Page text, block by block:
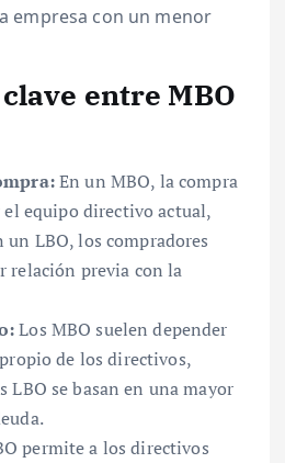
empresa con un menor
entre MBO
En un MBO, la compra
el equipo directivo actual,
LBO, los compradores
relación previa con la
Los MBO suelen depender
de los directivos,
LBO se basan en una mayor
permite a los directivos